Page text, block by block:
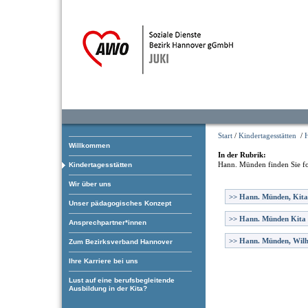
Willkommen
Kindertagesstätten
Wir über uns
Unser pädagogisches Konzept
Ansprechpartner*innen
Zum Bezirksverband Hannover
Ihre Karriere bei uns
Lust auf eine berufsbegleitende
Ausbildung in der Kita?
Start / Kindertagesstätten /
In der Rubrik:
Hann. Münden finden Sie
>> Hann. Münden, Kita
>> Hann. Münden
>> Hann. Münden,